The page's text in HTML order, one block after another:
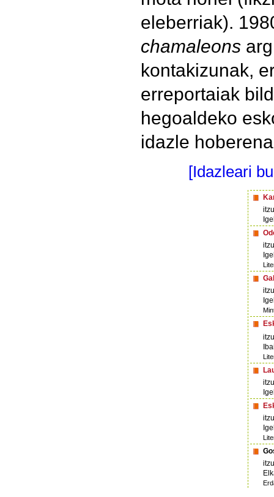
eleberriak).
chamaleons
kontakizunak,
erreportaiak
hegoaldeko
idazle
[Idazleari